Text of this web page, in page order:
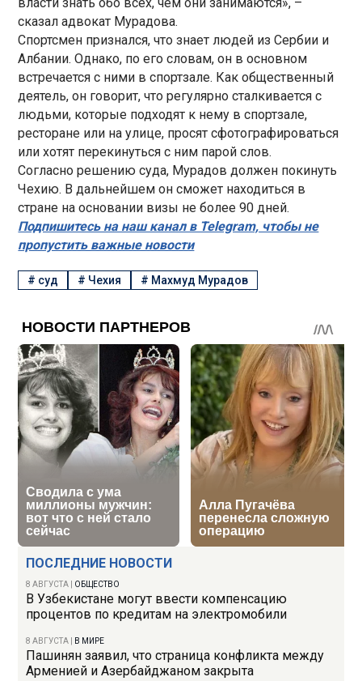
ПОСЛЕДНИЕ НОВОСТИ
8 АВГУСТА ОБЩЕСТВО
В Узбекистане могут ввести компенсацию
процентов по кредитам на электромобили
8 АВГУСТА В МИРЕ
Пашинян заявил, что страница конфликта между
Арменией и Азербайджаном закрыта
сказал адвокат Мурадова.
Спортсмен признался, что знает людей из Сербии и
Албании. Однако, по его словам, он в основном
встречается с ними в спортзале. Как общественный
деятель, он говорит, что регулярно сталкивается с
людьми, которые подходят к нему в спортзале,
ресторане или на улице, просят сфотографироваться
или хотят перекинуться с ним парой слов.
Согласно решению суда, Мурадов должен покинуть
Чехию. В дальнейшем он сможет находиться в
стране на основании визы не более 90 дней.
Подпишитесь на наш канал в Telegram, чтобы не
пропустить важные новости
# суд # Чехия # Махмуд Мурадов